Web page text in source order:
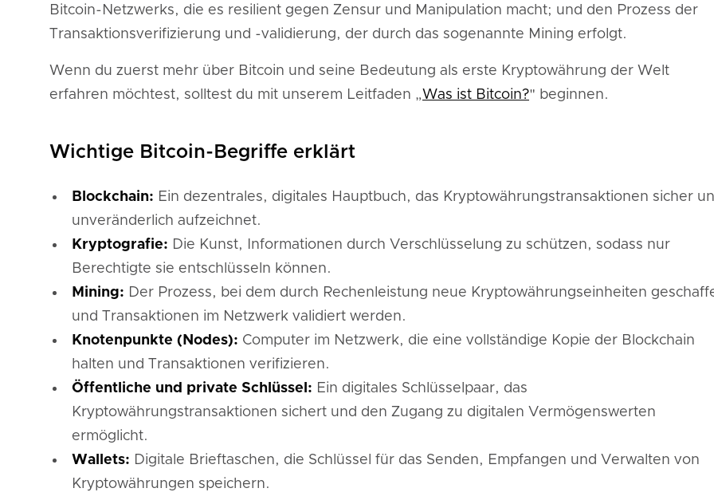
Bitcoin-Netzwerks, die es resilient gegen Zensur und Manipulation macht; und den Prozess der
Transaktionsverifizierung und -validierung, der durch das sogenannte Mining erfolgt.
Wenn du zuerst mehr über Bitcoin und seine Bedeutung als erste Kryptowährung der Welt
erfahren möchtest, solltest du mit unserem Leitfaden „Was ist Bitcoin?" beginnen.
Wichtige Bitcoin-Begriffe erklärt
Blockchain: Ein dezentrales, digitales Hauptbuch, das Kryptowährungstransaktionen sicher
unveränderlich aufzeichnet.
Kryptografie: Die Kunst, Informationen durch Verschlüsselung zu schützen, sodass nur
Berechtigte sie entschlüsseln können.
Mining: Der Prozess, bei dem durch Rechenleistung neue Kryptowährungseinheiten
und Transaktionen im Netzwerk validiert werden.
Knotenpunkte (Nodes): Computer im Netzwerk, die eine vollständige Kopie der Blockchain
halten und Transaktionen verifizieren.
Öffentliche und private Schlüssel: Ein digitales Schlüsselpaar, das
Kryptowährungstransaktionen sichert und den Zugang zu digitalen Vermögenswerten
ermöglicht.
Wallets: Digitale Brieftaschen, die Schlüssel für das Senden, Empfangen und Verwalten von
Kryptowährungen speichern.